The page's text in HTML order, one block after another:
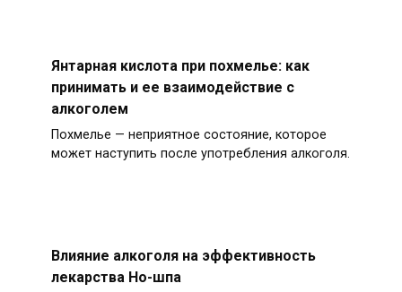
Янтарная кислота при похмелье: как
принимать и ее взаимодействие с
алкоголем
Похмелье — неприятное состояние, которое
может наступить после употребления алкоголя.
Влияние алкоголя на эффективность
лекарства Но-шпа